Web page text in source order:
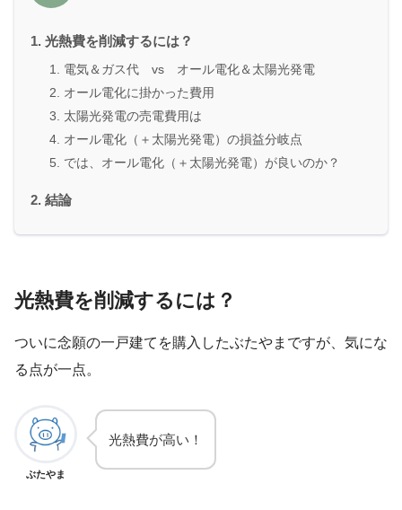
光熱費を削減するには？
電気＆ガス代 vs オール電化＆太陽光発電
オール電化に掛かった費用
太陽光発電の売電費用は
オール電化（＋太陽光発電）の損益分岐点
では、オール電化（＋太陽光発電）が良いのか？
結論
光熱費を削減するには？
ついに念願の一戸建てを購入したぶたやまですが、気にな
る点が一点。
ぶたやま
光熱費が高い！